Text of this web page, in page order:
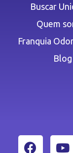
Buscar
Quem
Franquia
Blog